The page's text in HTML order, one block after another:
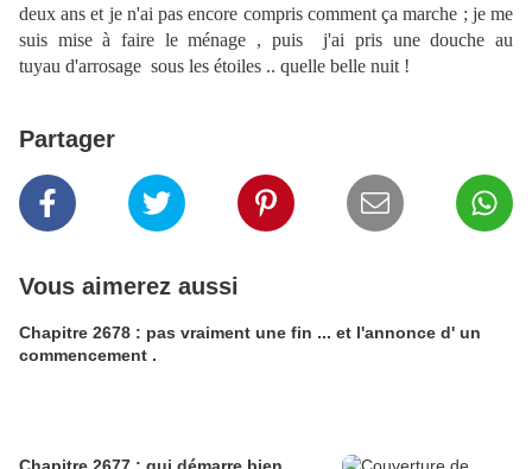
deux ans et je n'ai pas encore compris comment ça marche ; je me
suis mise à faire le ménage , puis j'ai pris une douche au
tuyau d'arrosage sous les étoiles .. quelle belle nuit !
Partager
Vous aimerez aussi
Chapitre 2678 : pas vraiment une fin ... et l'annonce d' un
commencement .